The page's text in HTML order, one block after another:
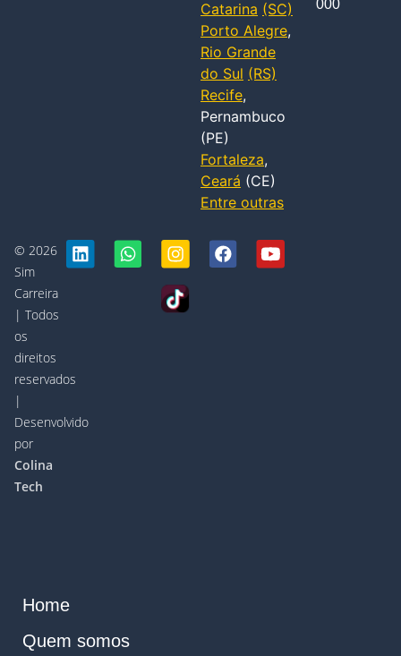
Catarina (SC)
Porto Alegre,
Rio Grande
do Sul (RS)
Recife,
Pernambuco
(PE)
Fortaleza,
Ceará (CE)
Entre outras
000
© 2026
Sim
Carreira
| Todos
os
direitos
reservados
|
Desenvolvido
por
Colina
Tech
Home
Quem somos